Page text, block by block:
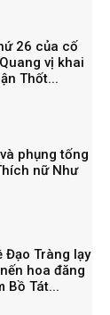
26 của cố
vị khai
Thốt...
phụng tống
nữ Như
Đạo Tràng lạy
hoa đăng
Bồ Tát...